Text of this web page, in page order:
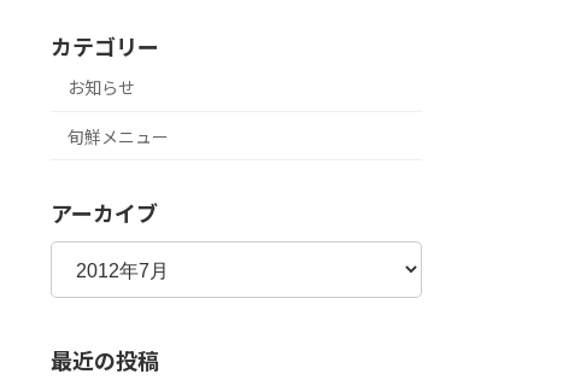
カテゴリー
お知らせ
旬鮮メニュー
アーカイブ
ア
カ
ブ
最近の投稿